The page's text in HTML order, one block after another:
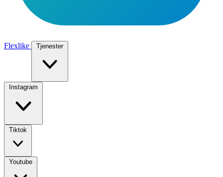
Flexlike Tjenester
Instagram
Tiktok
Youtube